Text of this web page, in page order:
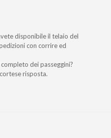
disponibile il telaio del
con corrire ed
dei passeggini?
risposta.